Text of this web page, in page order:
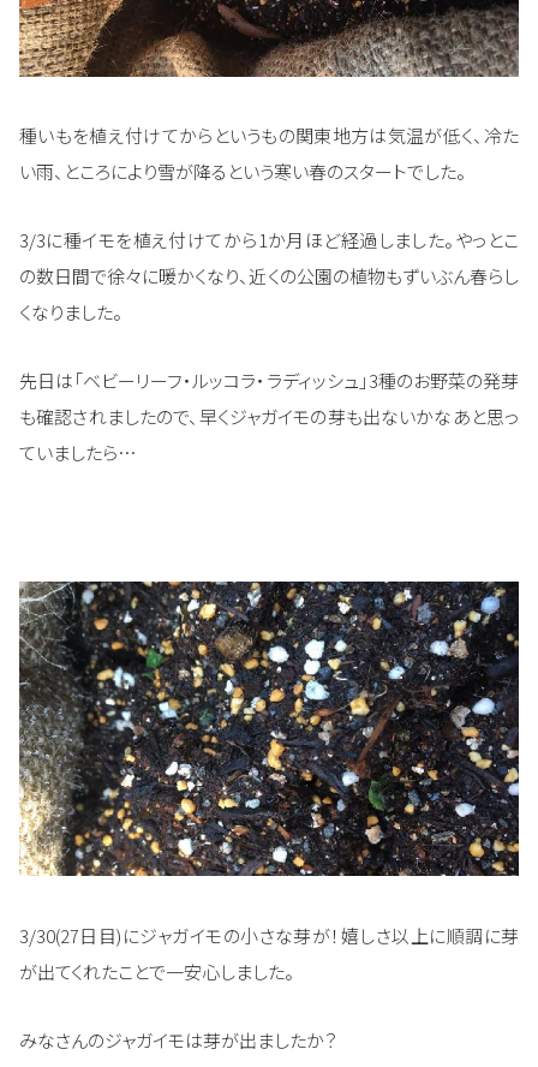
種いもを植え付けてからというもの関東地方は気温が低く、冷た
い雨、ところにより雪が降るという寒い春のスタートでした。
3/3に種イモを植え付けてから1か月ほど経過しました。やっとこ
の数日間で徐々に暖かくなり、近くの公園の植物もずいぶん春らし
くなりました。
先日は「ベビーリーフ・ルッコラ・ラディッシュ」3種のお野菜の発芽
も確認されましたので、早くジャガイモの芽も出ないかなあと思っ
ていましたら…
3/30(27日目)にジャガイモの小さな芽が！嬉しさ以上に順調に芽
が出てくれたことで一安心しました。
みなさんのジャガイモは芽が出ましたか？